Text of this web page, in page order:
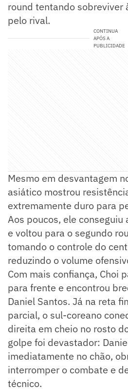
round tentando sobreviver
pelo rival.
CONTINUA
APÓS A
PUBLICIDADE
Mesmo em desvantagem
asiático mostrou
extremamente duro para
Aos poucos, ele
e voltou para o segundo
tomando o controle do
reduzindo o volume
Com mais confiança, Choi
para frente e encontrou
Daniel Santos. Já na reta
parcial, o sul-coreano
direita em cheio no rosto
golpe foi devastador:
imediatamente no chão,
interromper o combate e
técnico.